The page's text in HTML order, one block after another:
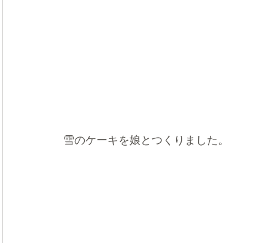
雪のケーキを娘とつくりました。